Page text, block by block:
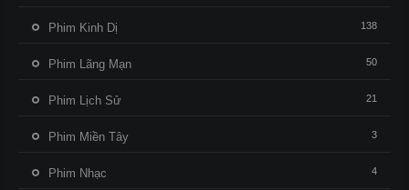
Phim Kinh Dị 138
Phim Lãng Mạn 50
Phim Lịch Sử 21
Phim Miền Tây 3
Phim Nhạc 4